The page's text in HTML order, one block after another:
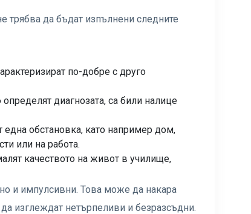
трябва да бъдат изпълнени следните
по-добре с друго
диагнозата, са били налице
обстановка, като например дом,
или на работа.
качеството на живот в училище,
и импулсивни. Това може да накара
изглеждат нетърпеливи и безразсъдни.